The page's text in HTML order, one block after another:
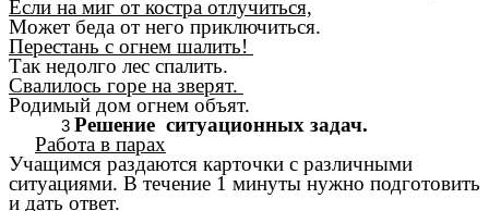
Если на миг от костра отлучиться,
Может беда от него приключиться.
Перестань с огнем шалить!
Так недолго лес спалить.
Свалилось горе на зверят.
Родимый дом огнем объят.
Решение ситуационных задач.
Работа в парах
Учащимся раздаются карточки с различными
ситуациями. В течение 1 минуты нужно подготовить
и дать ответ.